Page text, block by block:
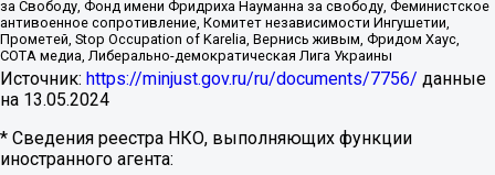
за Свободу, Фонд имени Фридриха Науманна за свободу, Феминистское
антивоенное сопротивление, Комитет независимости Ингушетии,
Прометей, Stop Occupation of Karelia, Вернись живым, Фридом Хаус,
СОТА медиа, Либерально-демократическая Лига Украины
Источник: https://minjust.gov.ru/ru/documents/7756/ данные
на 13.05.2024
* Сведения реестра НКО, выполняющих функции
иностранного агента: